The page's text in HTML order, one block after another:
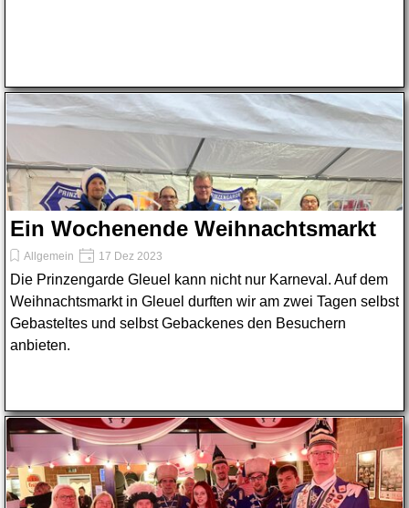
Ein Wochenende Weihnachtsmarkt
Allgemein 17 Dez 2023
Die Prinzengarde Gleuel kann nicht nur Karneval. Auf dem
Weihnachtsmarkt in Gleuel durften wir am zwei Tagen selbst
Gebasteltes und selbst Gebackenes den Besuchern
anbieten.